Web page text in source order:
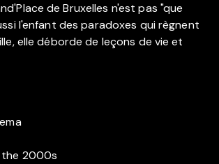
de Bruxelles n'est pas "que
l'enfant des paradoxes qui règnent
elle déborde de leçons de vie et
2000s